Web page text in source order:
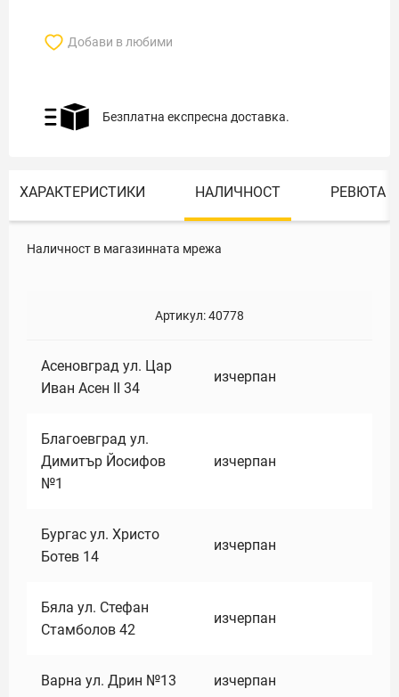
Добави в любими
Безплатна експресна доставка.
ХАРАКТЕРИСТИКИ НАЛИЧНОСТ РЕВЮТА
Наличност в магазинната мрежа
Артикул:40778
Асеновград ул. Цар
Иван Асен II 34
изчерпан
Благоевград ул.
Димитър Йосифов
№1
изчерпан
Бургас ул. Христо
Ботев 14
изчерпан
Бяла ул. Стефан
Стамболов 42
изчерпан
Варна ул. Дрин №13 изчерпан